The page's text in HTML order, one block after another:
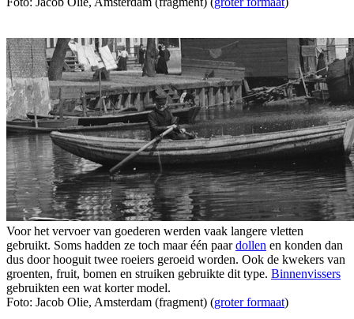
Voor het vervoer van goederen werden vaak langere vletten
gebruikt. Soms hadden ze toch maar één paardollen en konden dan
dus door hooguit twee roeiers geroeid worden. Ook de kwekers van
groenten, fruit, bomen en struiken gebruikte dit type. Binnenvissers
gebruikten een wat korter model.
Foto: Jacob Olie, Amsterdam (fragment) (groter formaat)